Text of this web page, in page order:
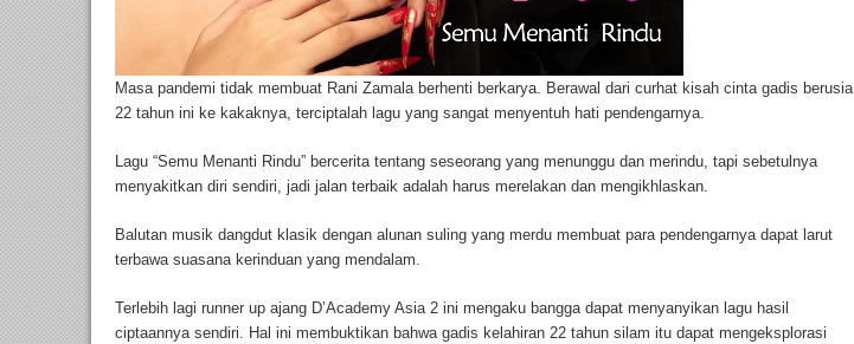
Masa pandemi tidak membuat Rani Zamala berhenti berkarya. Berawal dari curhat kisah cinta gadis berusia
22 tahun ini ke kakaknya, terciptalah lagu yang sangat menyentuh hati pendengarnya.
Lagu “Semu Menanti Rindu” bercerita tentang seseorang yang menunggu dan merindu, tapi sebetulnya
menyakitkan diri sendiri, jadi jalan terbaik adalah harus merelakan dan mengikhlaskan.
Balutan musik dangdut klasik dengan alunan suling yang merdu membuat para pendengarnya dapat larut
terbawa suasana kerinduan yang mendalam.
Terlebih lagi runner up ajang D’Academy Asia 2 ini mengaku bangga dapat menyanyikan lagu hasil
ciptaannya sendiri. Hal ini membuktikan bahwa gadis kelahiran 22 tahun silam itu dapat mengeksplorasi